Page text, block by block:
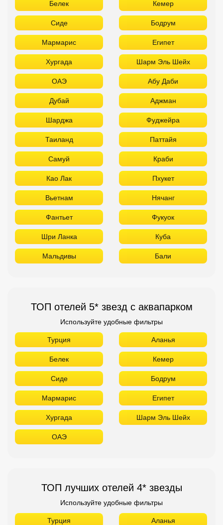
Белек Кемер
Сиде Бодрум
Мармарис Египет
Хургада Шарм Эль Шейх
ОАЭ Абу Даби
Дубай Аджман
Шарджа Фуджейра
Таиланд Паттайя
Самуй Краби
Као Лак Пхукет
Вьетнам Нячанг
Фантьет Фукуок
Шри Ланка Куба
Мальдивы Бали
ТОП отелей 5* звезд с аквапарком
Используйте удобные фильтры
Турция Аланья
Белек Кемер
Сиде Бодрум
Мармарис Египет
Хургада Шарм Эль Шейх
ОАЭ
ТОП лучших отелей 4* звезды
Используйте удобные фильтры
Турция Аланья